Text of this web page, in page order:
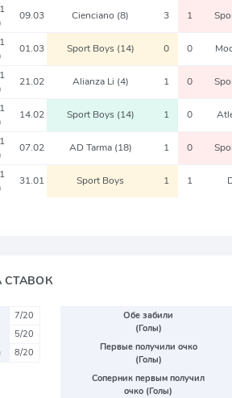
09.03 Cienciano (8) 3 1
01.03 Sport Boys (14) 0 0
21.02 Alianza Li (4) 1 0
14.02 Sport Boys (14) 1 0
07.02 AD Tarma (18) 1 0
31.01 Sport Boys 1 1
СТАВОК
7/20
5/20
8/20
Обе забили
(Голы)
Первые получили очко
(Голы)
Соперник первым получил
очко (Голы)